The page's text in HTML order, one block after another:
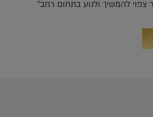
צפוי להמשיך ולנוע בתחום רחב"